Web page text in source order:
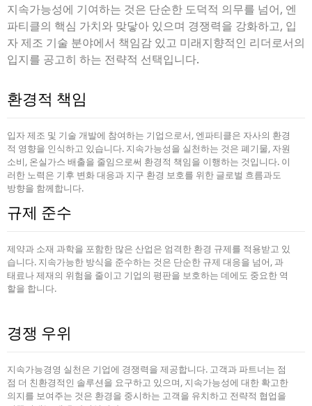
지속가능성에 기여하는 것은 단순한 도덕적 의무를 넘어, 엔
파티클의 핵심 가치와 맞닿아 있으며 경쟁력을 강화하고, 입
자 제조 기술 분야에서 책임감 있고 미래지향적인 리더로서의
입지를 공고히 하는 전략적 선택입니다.
환경적 책임
입자 제조 및 기술 개발에 참여하는 기업으로서, 엔파티클은 자사의 환경
적 영향을 인식하고 있습니다. 지속가능성을 실천하는 것은 폐기물, 자원
소비, 온실가스 배출을 줄임으로써 환경적 책임을 이행하는 것입니다. 이
러한 노력은 기후 변화 대응과 지구 환경 보호를 위한 글로벌 흐름과도
방향을 함께합니다.
규제 준수
제약과 소재 과학을 포함한 많은 산업은 엄격한 환경 규제를 적용받고 있
습니다. 지속가능한 방식을 준수하는 것은 단순한 규제 대응을 넘어, 과
태료나 제재의 위험을 줄이고 기업의 평판을 보호하는 데에도 중요한 역
할을 합니다.
경쟁 우위
지속가능경영 실천은 기업에 경쟁력을 제공합니다. 고객과 파트너는 점
점 더 친환경적인 솔루션을 요구하고 있으며, 지속가능성에 대한 확고한
의지를 보여주는 것은 환경을 중시하는 고객을 유치하고 전략적 협업을